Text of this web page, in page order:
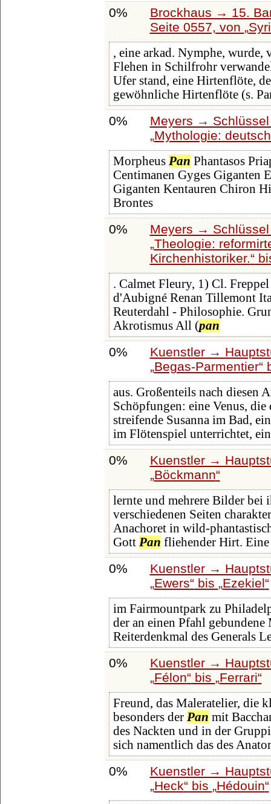
0%
Brockhaus → 15.
Seite 0557, von
, eine arkad. Nymphe, wurde,
Flehen in Schilfrohr
Ufer stand, eine Hirtenflöte,
gewöhnliche Hirtenflöte (s.
0%
Meyers →
Mythologie:
Morpheus Pan Phantasos
Centimanen Gyges Giganten
Giganten Kentauren Chiron
Brontes
0%
Meyers →
Theologie:
Kirchenhistoriker.
. Calmet Fleury, 1) Cl.
d'Aubigné Renan Tillemont
Reuterdahl - Philosophie.
Akrotismus All (pan
0%
Kuenstler →
Begas-Parmentier
aus. Großenteils nach diesen
Schöpfungen: eine Venus,
streifende Susanna im Bad,
im Flötenspiel unterrichtet,
0%
Kuenstler →
Böckmann
lernte und mehrere Bilder bei
verschiedenen Seiten
Anachoret in wild-
Gott Pan fliehender Hirt.
0%
Kuenstler →
Ewers bis Ezekiel
im Fairmountpark zu
der an einen Pfahl
Reiterdenkmal des Generals
0%
Kuenstler →
Félon bis Ferrari
Freund, das Maleratelier, die
besonders der Pan mit
des Nackten und in der
sich namentlich das des
0%
Kuenstler →
Heck bis Hédouin